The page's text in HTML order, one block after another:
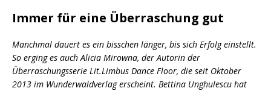
Immer für eine Überraschung gut
Manchmal dauert es ein bisschen länger, bis sich Erfolg einstellt.
So erging es auch Alicia Mirowna, der Autorin der
Überraschungsserie Lit.Limbus Dance Floor, die seit Oktober
2013 im Wunderwaldverlag erscheint. Bettina Unghulescu hat